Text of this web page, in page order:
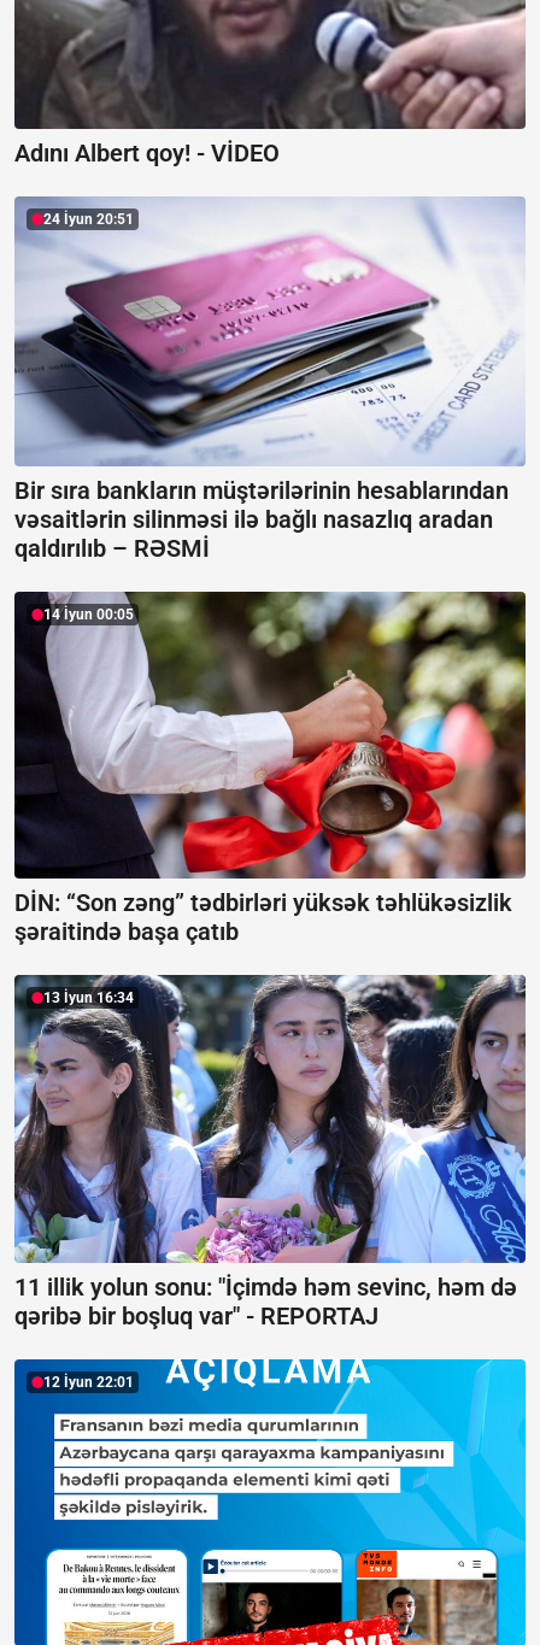
Adını Albert qoy! - VİDEO
24 İyun 20:51
Bir sıra bankların müştərilərinin hesablarından
vəsaitlərin silinməsi ilə bağlı nasazlıq aradan
qaldırılıb – RƏSMİ
14 İyun 00:05
DİN: “Son zəng” tədbirləri yüksək təhlükəsizlik
şəraitində başa çatıb
13 İyun 16:34
11 illik yolun sonu: "İçimdə həm sevinc, həm də
qəribə bir boşluq var" - REPORTAJ
12 İyun 22:01